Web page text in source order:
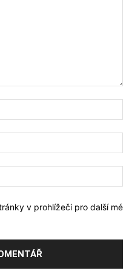
v prohlížeči pro další mé